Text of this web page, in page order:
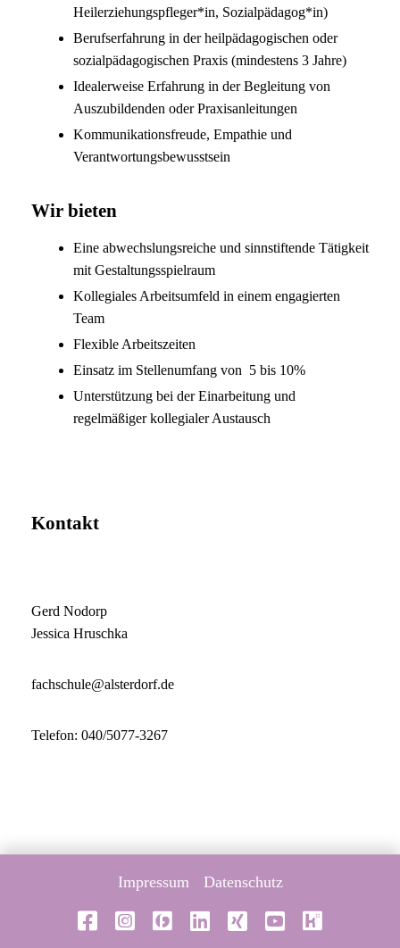
Heilerziehungspfleger*in, Sozialpädagog*in)
Berufserfahrung in der heilpädagogischen oder
sozialpädagogischen Praxis (mindestens 3 Jahre)
Idealerweise Erfahrung in der Begleitung von
Auszubildenden oder Praxisanleitungen
Kommunikationsfreude, Empathie und
Verantwortungsbewusstsein
Wir bieten
Eine abwechslungsreiche und sinnstiftende Tätigkeit
mit Gestaltungsspielraum
Kollegiales Arbeitsumfeld in einem engagierten
Team
Flexible Arbeitszeiten
Einsatz im Stellenumfang von 5 bis 10%
Unterstützung bei der Einarbeitung und
regelmäßiger kollegialer Austausch
Kontakt
Gerd Nodorp
Jessica Hruschka
fachschule@alsterdorf.de
Telefon: 040/5077-3267
Impressum Datenschutz